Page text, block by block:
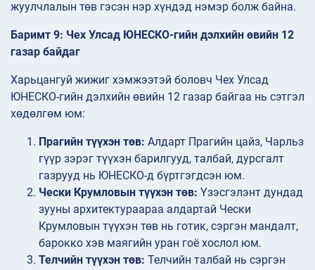
жуулчлалын төв гэсэн нэр хүндэд нэмэр болж байна.
Баримт 9: Чех Улсад ЮНЕСКО-гийн дэлхийн өвийн 12
газар байдаг
Харьцангуй жижиг хэмжээтэй боловч Чех Улсад
ЮНЕСКО-гийн дэлхийн өвийн 12 газар байгаа нь сэтгэл
хөдөлгөм юм:
Прагийн түүхэн төв: Алдарт Прагийн цайз, Чарльз
гүүр зэрэг түүхэн барилгууд, талбай, дурсгалт
газрууд нь ЮНЕСКО-д бүртгэгдсэн юм.
Чески Крумловын түүхэн төв: Үзэсгэлэнт дундад
зууны архитектураараа алдартай Чески
Крумловын түүхэн төв нь готик, сэргэн мандалт,
барокко хэв маягийн уран гоё хослол юм.
Телчийн түүхэн төв: Телчийн талбай нь сэргэн